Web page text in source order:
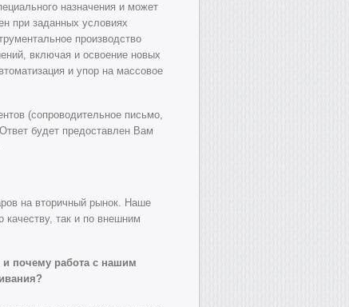
назначения и может
при заданных условиях
производство
включая и освоение новых
и упор на массовое
(сопроводительное письмо,
будет предоставлен Вам
на вторичный рынок. Наше
качеству, так и по внешним
и почему работа с нашим